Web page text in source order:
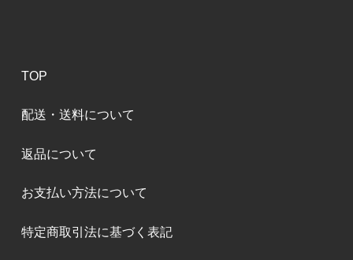
TOP
配送・送料について
返品について
お支払い方法について
特定商取引法に基づく表記